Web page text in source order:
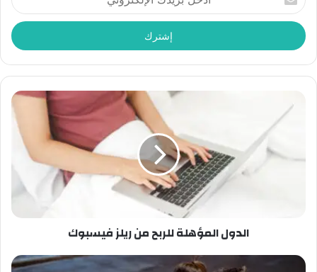
بريدك
الإلكتروني
الدول المؤهلة للربح من ريلز فيسبوك